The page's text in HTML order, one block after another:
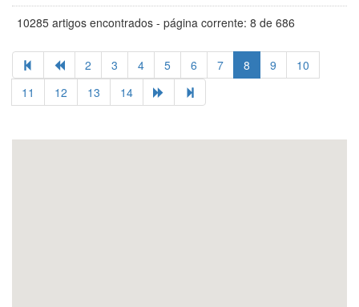
10285 artigos encontrados - página corrente: 8 de 686
2 3 4 5 6 7 8 9
10
11
12 13 14